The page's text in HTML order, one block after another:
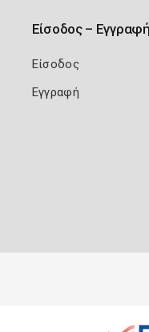
Είσοδος – Εγγραφή
Είσοδος
Εγγραφή